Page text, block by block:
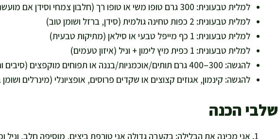
למלית טבעונית: 300 גרם טופו משי או טופו רך (חלבון צמחי וסידן אם מועשר)
למלית טבעונית: 2 כפות טחינה גולמית (סידן, ברזל ושומן טוב)
למלית טבעונית: 1 כף מייפל טבעי או סילאן (מתיקות טבעית)
למלית טבעונית: 1 כפית מיץ לימון + וניל (איזון טעמים)
להגשה: 300–400 גרם תותים/אוכמניות/בננה או תפוחים מוקפצים (סיבים ונוגדי חמצון)
להגשה: קינמון, אגוזים קצוצים או שקדים פרוסים, אופציונלי (מינרלים
שלבי הכנה
אני מכינה את הבלילה: בקערה גדולה אני טורפת ביצים, מוסיפה חלב,